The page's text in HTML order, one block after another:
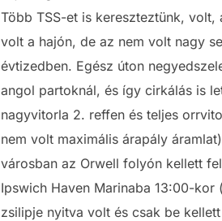
Több TSS-et is kereszteztünk,
volt a hajón, de az nem volt nagy
évtizedben. Egész úton
angol partoknál, és így cirkálás is
nagyvitorla 2. reffen és teljes
nem volt maximális árapály
városban az Orwell folyón kellett
Ipswich Haven Marinaba 13:00-
zsilipje nyitva volt és csak be